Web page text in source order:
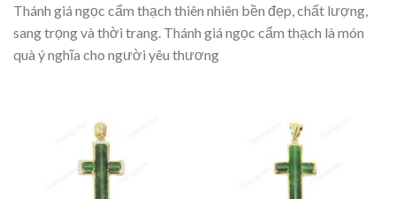
Thánh giá ngọc cẩm thạch thiên nhiên bền đẹp, chất lượng,
sang trọng và thời trang. Thánh giá ngọc cẩm thạch là món
quà ý nghĩa cho người yêu thương